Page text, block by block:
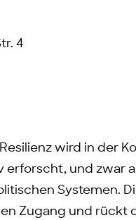
4
wird in der
erforscht, und zwar
Systemen.
Zugang und rückt